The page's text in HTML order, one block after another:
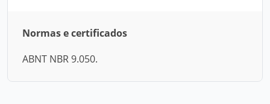
Normas e certificados
ABNT NBR 9.050.